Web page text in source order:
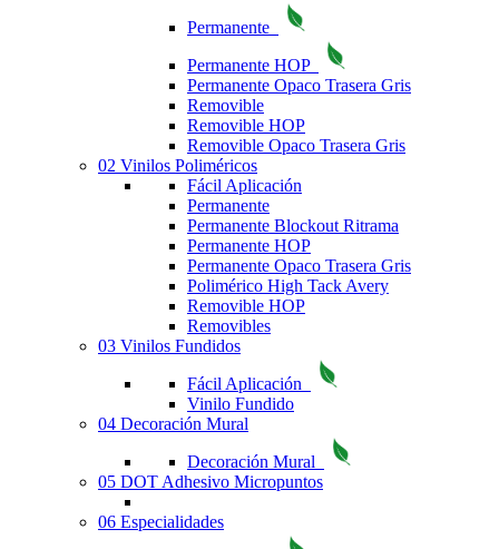
Permanente
Permanente HOP
Permanente Opaco Trasera Gris
Removible
Removible HOP
Removible Opaco Trasera Gris
02 Vinilos Poliméricos
Fácil Aplicación
Permanente
Permanente Blockout Ritrama
Permanente HOP
Permanente Opaco Trasera Gris
Polimérico High Tack Avery
Removible HOP
Removibles
03 Vinilos Fundidos
Fácil Aplicación
Vinilo Fundido
04 Decoración Mural
Decoración Mural
05 DOT Adhesivo Micropuntos
06 Especialidades